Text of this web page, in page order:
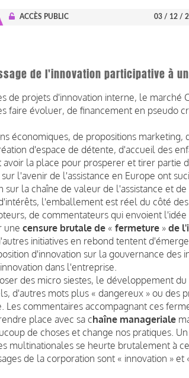
ACCÈS PUBLIC 03 / 12 /
de l'innovation participative à
de projets d'innovation interne, le marché
faire évoluer, de financement en pseudo
économiques, de propositions marketing,
d'espace de détente, d'accueil des
avoir la place pour prosperer et tirer partie
l'avenir de l'assistance en Europe ont
la chaîne de valeur de l'assistance et de
l'emballement est réel du côté
de commentateurs qui envoient
une censure brutale de « fermeture » de
initiatives en rebond tentent
d'innovation sur la gouvernance des
dans l'entreprise.
des micro siestes, le développement
d'autres mots plus « dangereux » ou des
Les commentaires accompagnant ces
place avec sa chaîne manageriale
de choses et change nos pratiques.
multinationales se heurte brutalement à
de la corporation sont « innovation »